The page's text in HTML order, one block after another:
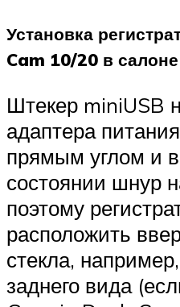
Установка
Cam 10/20 в салоне
Штекер miniUSB
адаптера
прямым углом и
состоянии шнур
поэтому
расположить
стекла,
заднего вида